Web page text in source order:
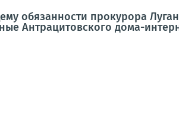
обязанности прокурора
Антрацитовского дома-